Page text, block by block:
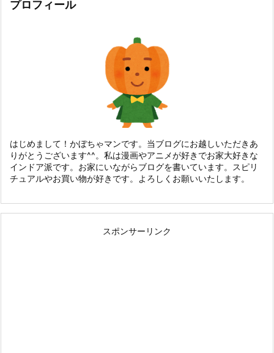
プロフィール
はじめまして！かぼちゃマンです。当ブログにお越しいただきあ
りがとうございます^^。私は漫画やアニメが好きでお家大好きな
インドア派です。お家にいながらブログを書いています。スピリ
チュアルやお買い物が好きです。よろしくお願いいたします。
スポンサーリンク